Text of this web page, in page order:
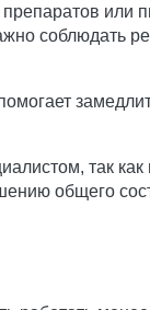
или
соблюдать
так
общего